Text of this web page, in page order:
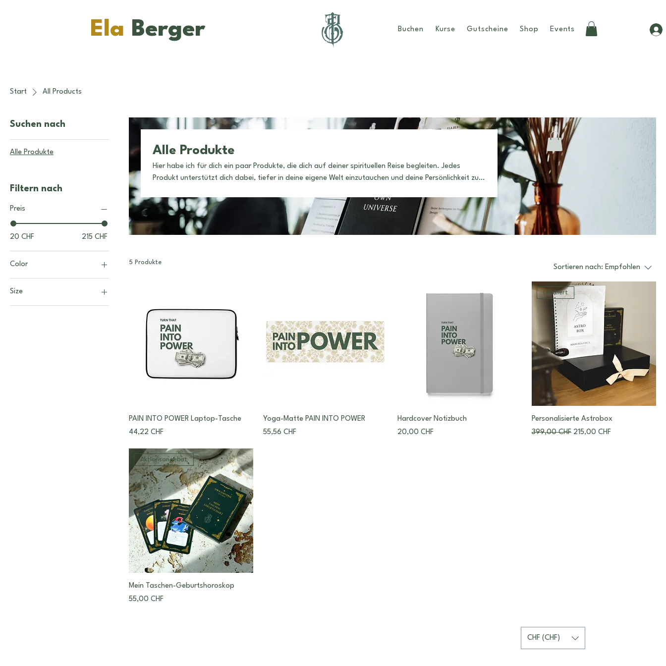
Ela Berger Buchen Kurse Gutscheine Shop Events
Start All Products
Suchen nach
Alle Produkte
Filtern nach
Preis
20 CHF 215 CHF
Color
Size
Alle Produkte
Hier habe ich für dich ein paar Produkte, die dich auf deiner spirituellen Reise begleiten. Jedes
Produkt unterstützt dich dabei, tiefer in deine eigene Welt einzutauchen und deine Persönlichkeit zu
5 Produkte
Sortieren nach: Empfohlen
PAIN INTO POWER Laptop-Tasche
Preis
44,22 CHF
Yoga-Matte PAIN INTO POWER
Preis
55,56 CHF
Hardcover Notizbuch
Preis
20,00 CHF
Limitiert
Personalisierte Astrobox
Standardpreis
399,00 CHF Sale-Preis
215,00 CHF
Aktionsangebot
Mein Taschen-Geburtshoroskop
Preis
55,00 CHF
CHF (CHF)